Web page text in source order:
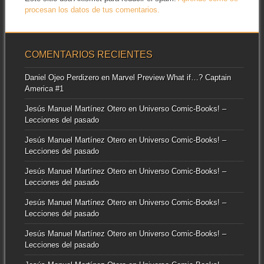
procesan los datos de tus comentarios.
COMENTARIOS RECIENTES
Daniel Ojeo Perdizeroen Marvel Preview What if…? Captain
America #1
Jesús Manuel Martínez Oteroen Universo Comic-Books! –
Lecciones del pasado
Jesús Manuel Martínez Oteroen Universo Comic-Books! –
Lecciones del pasado
Jesús Manuel Martínez Oteroen Universo Comic-Books! –
Lecciones del pasado
Jesús Manuel Martínez Oteroen Universo Comic-Books! –
Lecciones del pasado
Jesús Manuel Martínez Oteroen Universo Comic-Books! –
Lecciones del pasado